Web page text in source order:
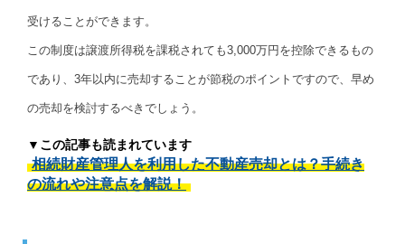
受けることができます。
この制度は譲渡所得税を課税されても3,000万円を控除できるもの
であり、3年以内に売却することが節税のポイントですので、早め
の売却を検討するべきでしょう。
▼この記事も読まれています
相続財産管理人を利用した不動産売却とは？手続き
の流れや注意点を解説！